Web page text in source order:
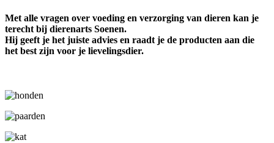
Met alle vragen over voeding en verzorging van dieren kan je
terecht bij dierenarts Soenen.
Hij geeft je het juiste advies en raadt je de producten aan die
het best zijn voor je lievelingsdier.